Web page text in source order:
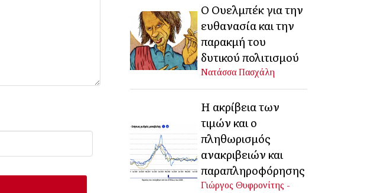
Ο Ουελμπέκ για την
ευθανασία και την
παρακμή του
δυτικού πολιτισμού
Νατάσσα Πασχάλη
Η ακρίβεια των
τιμών και ο
πληθωρισμός
ανακριβειών και
παραπληροφόρησης
Γιώργος Θυφρονίτης -